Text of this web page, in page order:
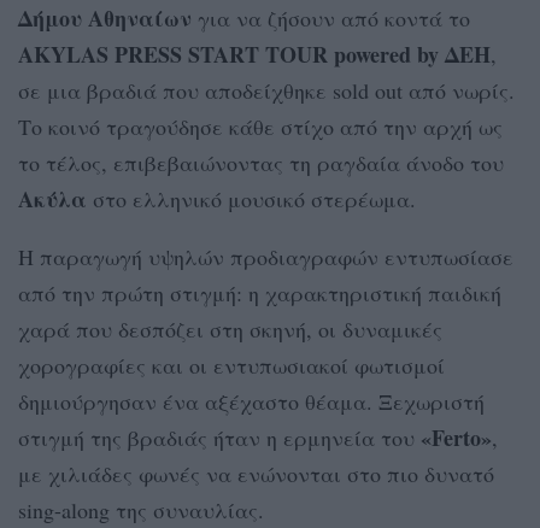
Δήμου Αθηναίων για να ζήσουν από κοντά το
AKYLAS PRESS START TOUR powered by ΔΕΗ,
σε μια βραδιά που αποδείχθηκε sold out από νωρίς.
Το κοινό τραγούδησε κάθε στίχο από την αρχή ως
το τέλος, επιβεβαιώνοντας τη ραγδαία άνοδο του
Ακύλα στο ελληνικό μουσικό στερέωμα.
Η παραγωγή υψηλών προδιαγραφών εντυπωσίασε
από την πρώτη στιγμή: η χαρακτηριστική παιδική
χαρά που δεσπόζει στη σκηνή, οι δυναμικές
χορογραφίες και οι εντυπωσιακοί φωτισμοί
δημιούργησαν ένα αξέχαστο θέαμα. Ξεχωριστή
στιγμή της βραδιάς ήταν η ερμηνεία του «Ferto»,
με χιλιάδες φωνές να ενώνονται στο πιο δυνατό
sing-along της συναυλίας.